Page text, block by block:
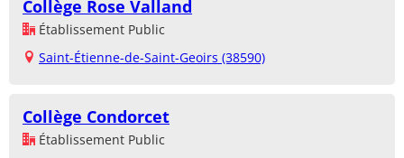
Collège Rose Valland
Établissement Public
Saint-Étienne-de-Saint-Geoirs (38590)
Collège Condorcet
Établissement Public